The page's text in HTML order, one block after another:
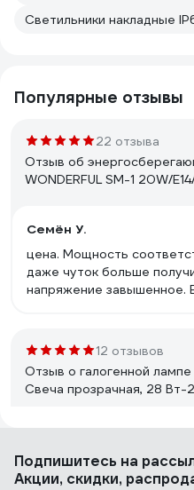
Светильники накладные
Популярные отзывы
22 отзыва
Отзыв об
WONDERFUL SM-1 20W/
Семён У.
цена. Мощность
даже чуток больше
напряжение завышенное. Есть место под РТС
12 отзывов
Отзыв о галогенной лампе
Свеча прозрачная, 28 Вт-
Свет теплый, при низком
полностью, как это
Подпишитесь на
Акции, скидки,